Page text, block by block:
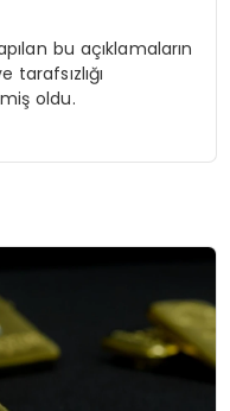
bu açıklamaların
tarafsızlığı
oldu.